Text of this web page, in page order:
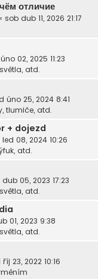
отличие
sob dub 11, 2026 21:17
02, 2025 11:23
atd.
úno 25, 2024 8:41
tlumiče, atd.
+ dojezd
08, 2024 10:26
atd.
dub 05, 2023 17:23
atd.
01, 2023 9:38
atd.
23, 2022 10:16